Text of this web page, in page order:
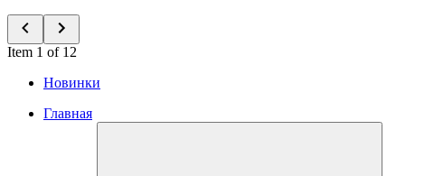
Item 1 of 12
Новинки
Главная